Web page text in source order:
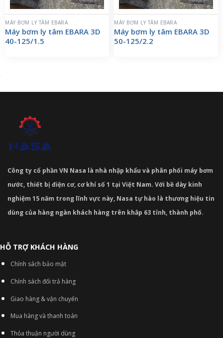
MÁY BƠM LY TÂM EBARA
Máy bơm ly tâm EBARA 3D
40-125/1.5
MÁY BƠM LY TÂM EBARA
Máy bơm ly tâm EBARA 3D
50-125/2.2
Công ty cổ phần VN Nasa là nhà nhập khẩu và phân phối máy bơm
nước, thiết bị điện cơ, cơ khí số 1 tại Việt Nam. Với bề dày kinh
nghiệm 15 năm trong lĩnh vực này, Nasa tự hào là thương hiệu tin
dùng của hàng ngàn khách hàng trên khắp 63 tỉnh, thành phố.
HỖ TRỢ KHÁCH HÀNG
Chính sách bảo mật
Chính sách đổi trả hàng
Giao hàng & vận chuyển
Mua hàng và thanh toán
Thỏa thuận người dùng